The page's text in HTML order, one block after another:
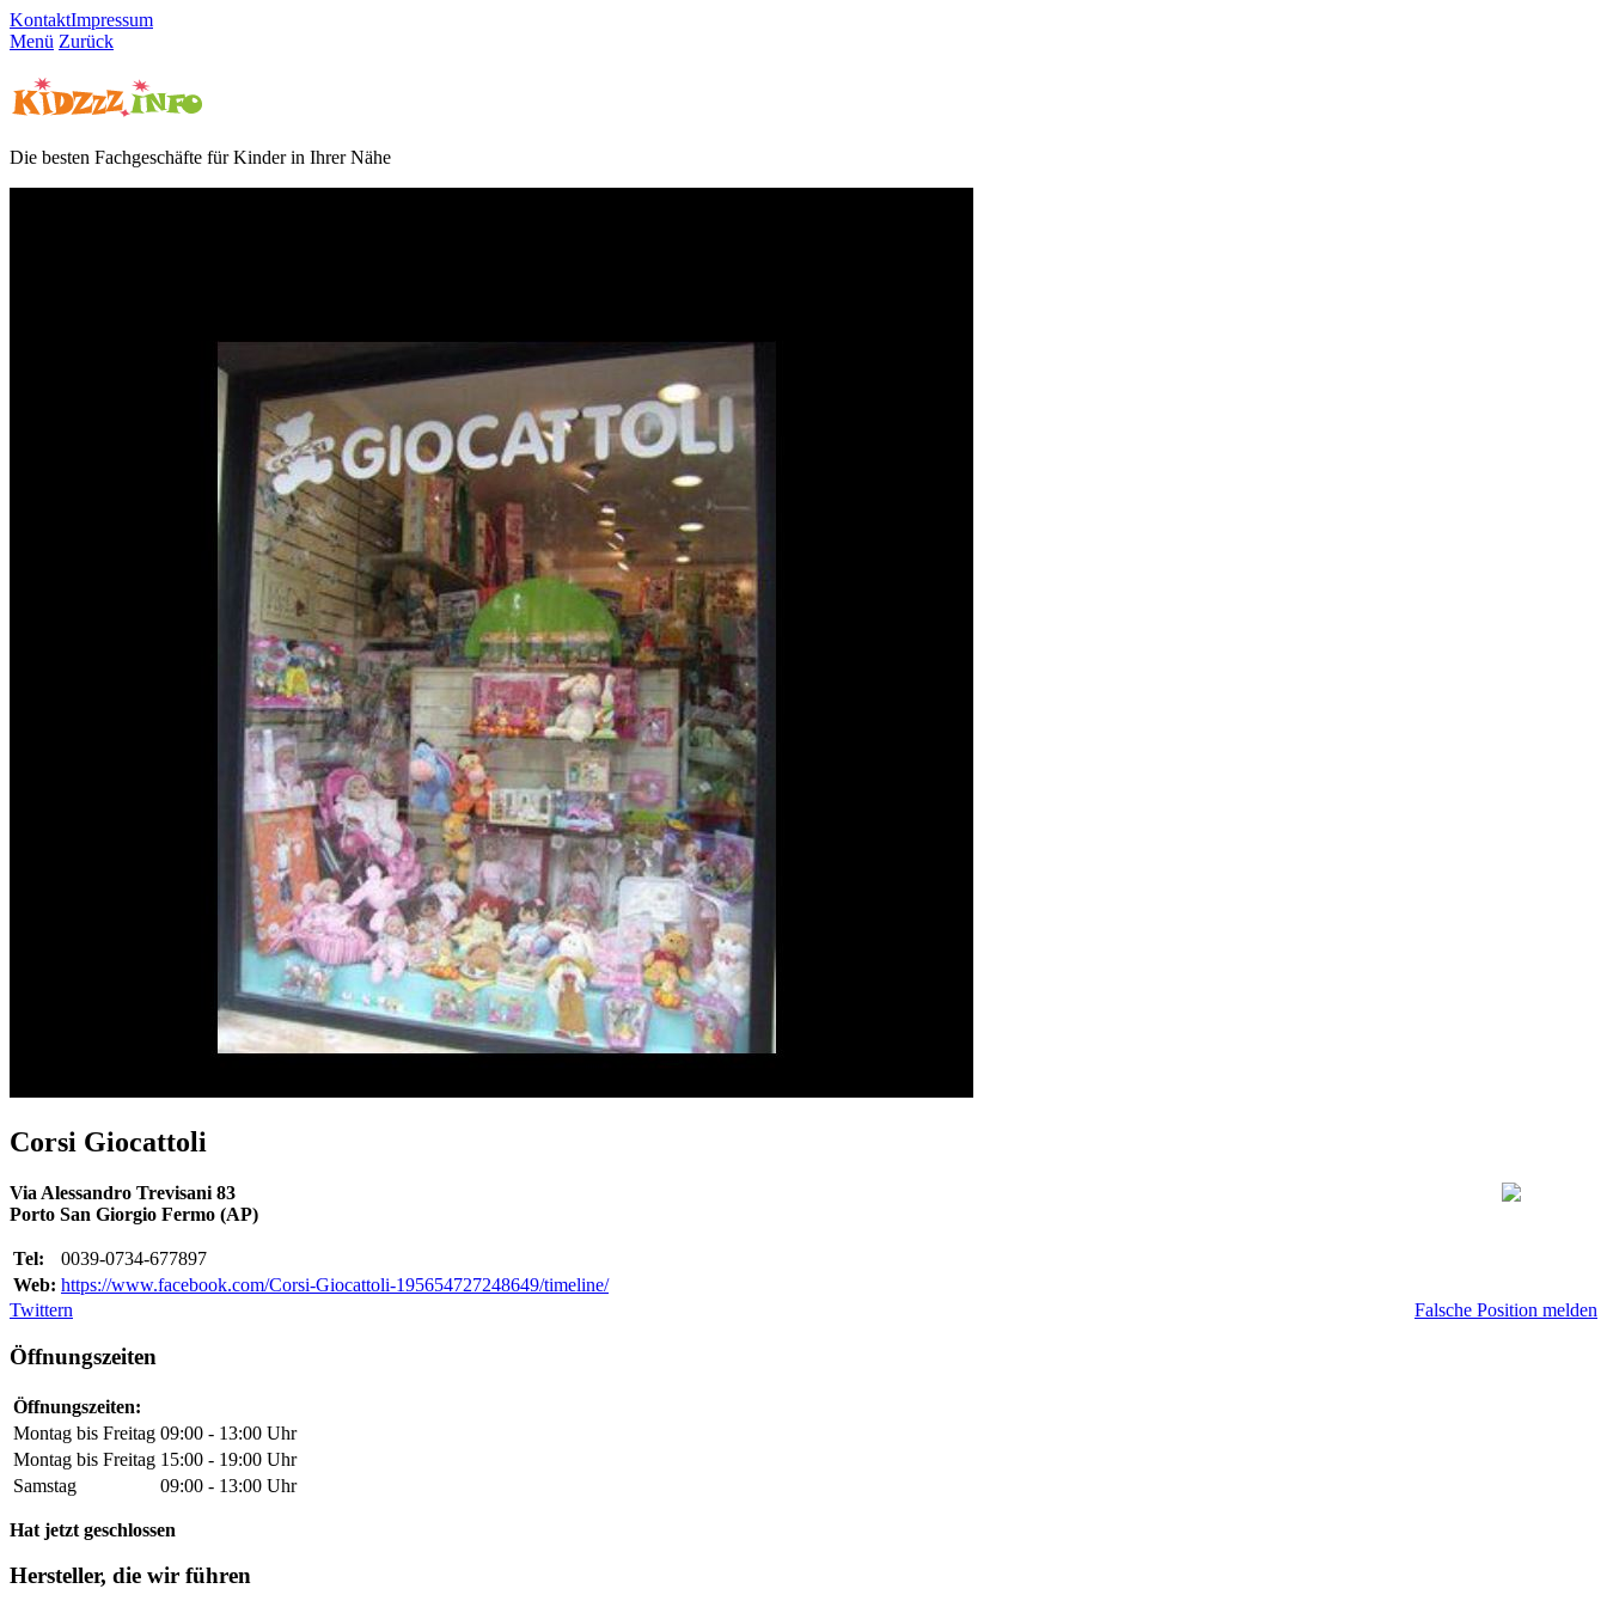
KontaktImpressum
Menü Zurück
Die besten Fachgeschäfte für Kinder in Ihrer Nähe
Corsi Giocattoli
Via Alessandro Trevisani 83
Porto San Giorgio Fermo (AP)
Tel:
0039-0734-677897
Web: https://www.facebook.com/Corsi-Giocattoli-195654727248649/timeline/
Falsche Position melden
Twittern
Öffnungszeiten
Öffnungszeiten:
Montag bis Freitag 09:00 - 13:00 Uhr
Montag bis Freitag 15:00 - 19:00 Uhr
Samstag
09:00 - 13:00 Uhr
Hat jetzt geschlossen
Hersteller, die wir führen